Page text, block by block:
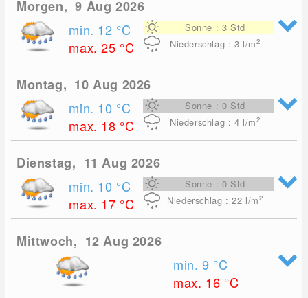
Morgen, 9 Aug 2026
min. 12 °C
max. 25 °C
Sonne : 3 Std
Niederschlag : 3 l/m2
Montag, 10 Aug 2026
min. 10 °C
max. 18 °C
Sonne : 0 Std
Niederschlag : 4 l/m2
Dienstag, 11 Aug 2026
min. 10 °C
max. 17 °C
Sonne : 0 Std
Niederschlag : 22 l/m2
Mittwoch, 12 Aug 2026
min. 9 °C
max. 16 °C